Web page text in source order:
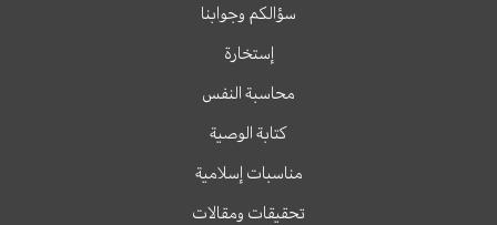
سؤالكم وجوابنا
إستخارة
محاسبة النفس
كتابة الوصية
مناسبات إسلامية
تحقيقات ومقالات